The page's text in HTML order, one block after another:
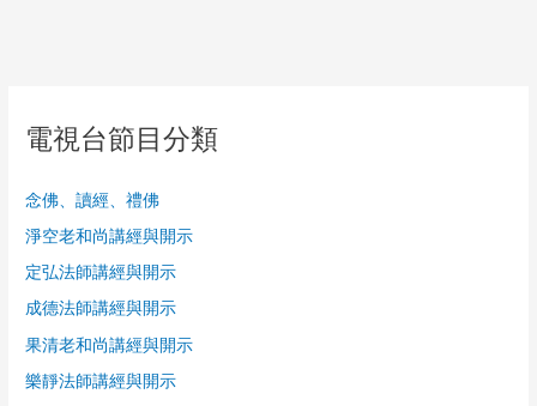
電視台節目分類
念佛、讀經、禮佛
淨空老和尚講經與開示
定弘法師講經與開示
成德法師講經與開示
果清老和尚講經與開示
樂靜法師講經與開示